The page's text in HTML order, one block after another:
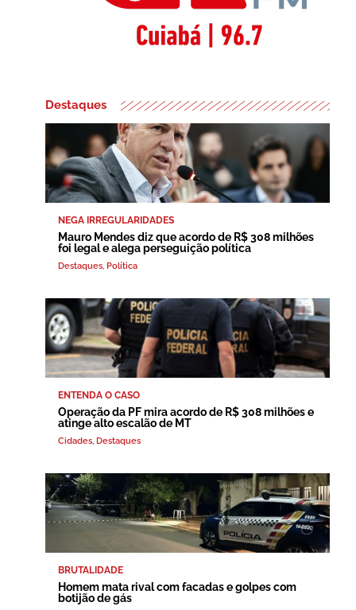
Destaques
NEGA IRREGULARIDADES
Mauro Mendes diz que acordo de R$ 308 milhões
foi legal e alega perseguição política
Destaques, Política
ENTENDA O CASO
Operação da PF mira acordo de R$ 308 milhões e
atinge alto escalão de MT
Cidades, Destaques
BRUTALIDADE
Homem mata rival com facadas e golpes com
botijão de gás